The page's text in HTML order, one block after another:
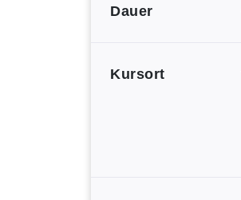
Dauer
Kursort